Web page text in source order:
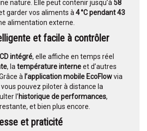
nature. Elle peut contenir jusqu’à 58
garder vos aliments à 4 °C pendant 43
alimentation externe.
et facile à contrôler
intégré, elle affiche en temps réel
, la température interneet d’autres
à l’application mobile EcoFlowvia
vous pouvez piloter à distance la
l’historique de performances,
et bien plus encore.
et praticité